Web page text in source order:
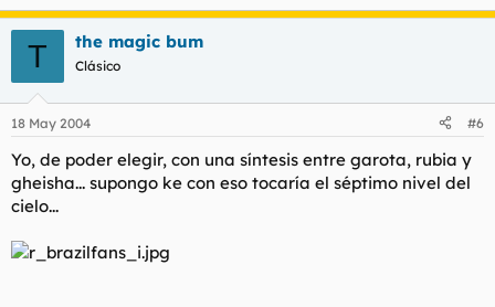
T the magic bum
Clásico
18 May 2004 #6
Yo, de poder elegir, con una síntesis entre garota, rubia y
gheisha... supongo ke con eso tocaría el séptimo nivel del
cielo...